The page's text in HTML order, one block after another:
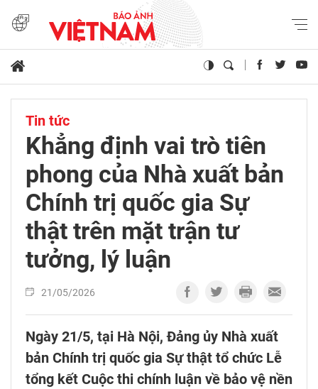
Tin tức
Khẳng định vai trò tiên
phong của Nhà xuất bản
Chính trị quốc gia Sự
thật trên mặt trận tư
tưởng, lý luận
21/05/2026
Ngày 21/5, tại Hà Nội, Đảng ủy Nhà xuất
bản Chính trị quốc gia Sự thật tổ chức Lễ
tổng kết Cuộc thi chính luận về bảo vệ nền